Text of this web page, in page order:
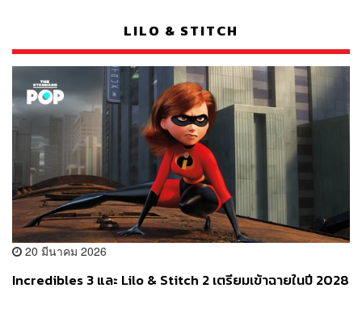
LILO & STITCH
20 มีนาคม 2026
Incredibles 3 และ Lilo & Stitch 2 เตรียมเข้าฉายในปี 2028